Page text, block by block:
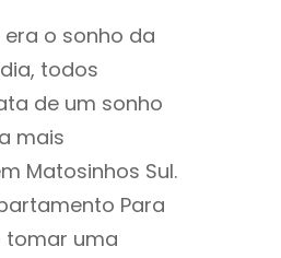
o sonho da
todos
de um sonho
mais
Matosinhos Sul.
Para
tomar uma